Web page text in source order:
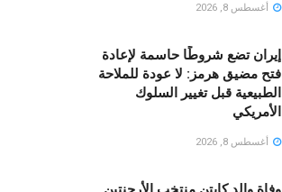
أغسطس 8, 2026
إيران تضع شروطًا حاسمة لإعادة
فتح مضيق هرمز: لا عودة للملاحة
الطبيعية قبل تغيير السلوك
الأمريكي
أغسطس 8, 2026